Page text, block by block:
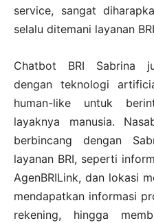
service, sangat
selalu ditemani layanan
Chatbot BRI Sabrina
dengan teknologi
human-like untuk
layaknya manusia.
berbincang dengan
layanan BRI, seperti
AgenBRILink, dan lokasi
mendapatkan informasi
rekening, hingga